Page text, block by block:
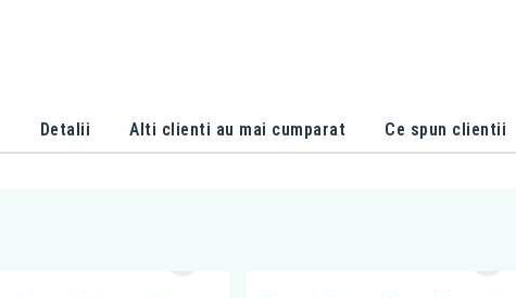
Detalii Alti clienti au mai cumparat Ce spun clientii